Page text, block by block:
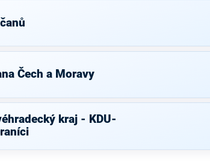
Čech a Moravy
kraj - KDU-